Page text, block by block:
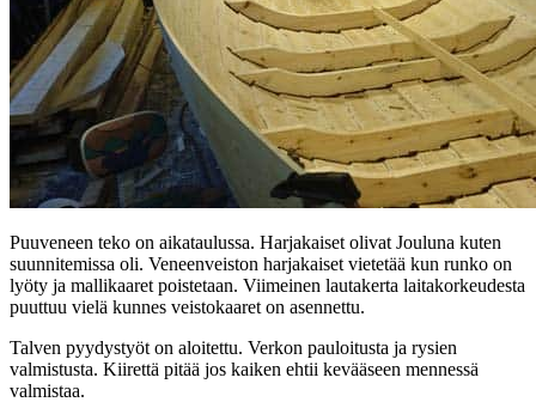
Puuveneen teko on aikataulussa. Harjakaiset olivat Jouluna kuten
suunnitemissa oli. Veneenveiston harjakaiset vietetää kun runko on
lyöty ja mallikaaret poistetaan. Viimeinen lautakerta laitakorkeudesta
puuttuu vielä kunnes veistokaaret on asennettu.
Talven pyydystyöt on aloitettu. Verkon pauloitusta ja rysien
valmistusta. Kiirettä pitää jos kaiken ehtii kevääseen mennessä
valmistaa.